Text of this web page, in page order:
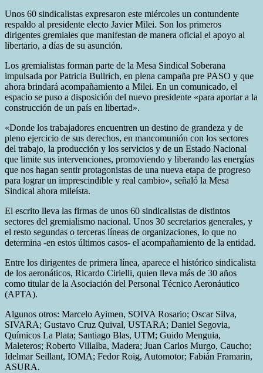
Unos 60 sindicalistas expresaron este miércoles un contundente
respaldo al presidente electo Javier Milei. Son los primeros
dirigentes gremiales que manifestan de manera oficial el apoyo al
libertario, a días de su asunción.
Los gremialistas forman parte de la Mesa Sindical Soberana
impulsada por Patricia Bullrich, en plena campaña pre PASO y que
ahora brindará acompañamiento a Milei. En un comunicado, el
espacio se puso a disposición del nuevo presidente «para aportar a la
construcción de un país en libertad».
«Donde los trabajadores encuentren un destino de grandeza y de
pleno ejercicio de sus derechos, en mancomunión con los sectores
del trabajo, la producción y los servicios y de un Estado Nacional
que limite sus intervenciones, promoviendo y liberando las energías
que nos hagan sentir protagonistas de una nueva etapa de progreso
para lograr un imprescindible y real cambio», señaló la Mesa
Sindical ahora mileísta.
El escrito lleva las firmas de unos 60 sindicalistas de distintos
sectores del gremialismo nacional. Unos 30 secretarios generales, y
el resto segundas o terceras líneas de organizaciones, lo que no
determina -en estos últimos casos- el acompañamiento de la entidad.
Entre los dirigentes de primera línea, aparece el histórico sindicalista
de los aeronáticos, Ricardo Cirielli, quien lleva más de 30 años
como titular de la Asociación del Personal Técnico Aeronáutico
(APTA).
Algunos otros: Marcelo Ayimen, SOIVA Rosario; Oscar Silva,
SIVARA; Gustavo Cruz Quival, USTARA; Daniel Segovia,
Químicos La Plata; Santiago Blas, UTM; Guido Menguia,
Maleteros; Roberto Villalba, Madera; Juan Carlos Murgo, Caucho;
Idelmar Seillant, IOMA; Fedor Roig, Automotor; Fabián Framarin,
ASURA.